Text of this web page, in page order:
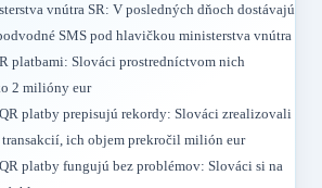
vnútra SR: V posledných dňoch dostávajú
SMS pod hlavičkou ministerstva vnútra
platbami: Slováci prostredníctvom nich
2 milióny eur
platby prepisujú rekordy: Slováci zrealizovali
ich objem prekročil milión eur
platby fungujú bez problémov: Slováci si na